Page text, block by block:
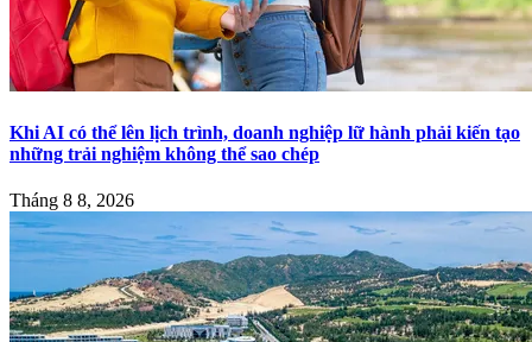
Khi AI có thể lên lịch trình, doanh nghiệp lữ hành phải kiến tạo
những trải nghiệm không thể sao chép
Tháng 8 8, 2026